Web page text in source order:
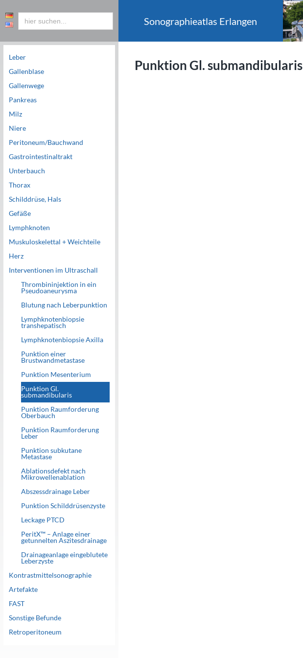
Sonographieatlas Erlangen
Leber
Gallenblase
Gallenwege
Pankreas
Milz
Niere
Peritoneum/Bauchwand
Gastrointestinaltrakt
Unterbauch
Thorax
Schilddrüse, Hals
Gefäße
Lymphknoten
Muskuloskelettal + Weichteile
Herz
Interventionen im Ultraschall
Thrombininjektion in ein
Pseudoaneurysma
Blutung nach Leberpunktion
Lymphknotenbiopsie
transhepatisch
Lymphknotenbiopsie Axilla
Punktion einer
Brustwandmetastase
Punktion Mesenterium
Punktion Gl.
submandibularis
Punktion Raumforderung
Oberbauch
Punktion Raumforderung
Leber
Punktion subkutane
Metastase
Ablationsdefekt nach
Mikrowellenablation
Abszessdrainage Leber
Punktion Schilddrüsenzyste
Leckage PTCD
PeritX™ – Anlage einer
getunnelten Aszitesdrainage
Drainageanlage eingeblutete
Leberzyste
Kontrastmittelsonographie
Artefakte
FAST
Sonstige Befunde
Retroperitoneum
Punktion Gl. submandibularis